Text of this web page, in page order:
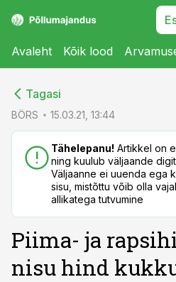
Avaleht Kõik lood
Tagasi
BÖRS 15.03.21, 13:44
Tähelepanu! Artikkel on
ning kuulub väljaande
Väljaanne ei uuenda ega
sisu, mistõttu võib olla
allikatega tutvumine
Piima- ja
nisu hind